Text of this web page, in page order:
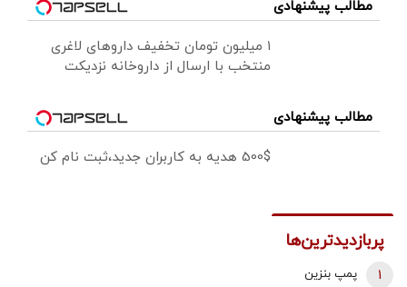
مطالب پیشنهادی
۱ میلیون تومان تخفیف داروهای لاغری
منتخب با ارسال از داروخانه نزدیکت
مطالب پیشنهادی
500$ هدیه به کاربران جدید،ثبت نام کن
پربازدیدترین‌ها
پمپ بنزین
1